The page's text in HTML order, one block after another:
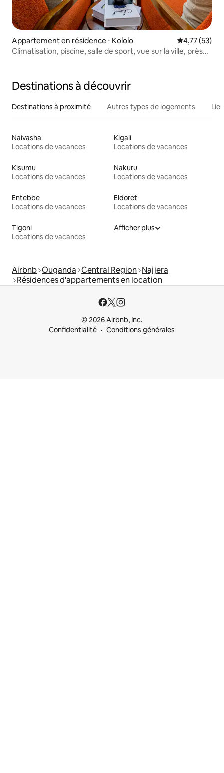
Appartement en résidence ⋅ Kololo Évaluation
4,77 (53)
Climatisation, piscine, salle de sport, vue sur la ville, près
Destinations à découvrir
Destinations à proximité Autres types de logements
Naivasha
Locations de vacances
Kigali
Locations de vacances
Kisumu
Locations de vacances
Nakuru
Locations de vacances
Entebbe
Locations de vacances
Eldoret
Locations de vacances
Tigoni
Locations de vacances
Afficher plus
Airbnb Ouganda Central Region Najjera
Résidences d'appartements en location
© 2026 Airbnb, Inc.
Confidentialité
Conditions générales